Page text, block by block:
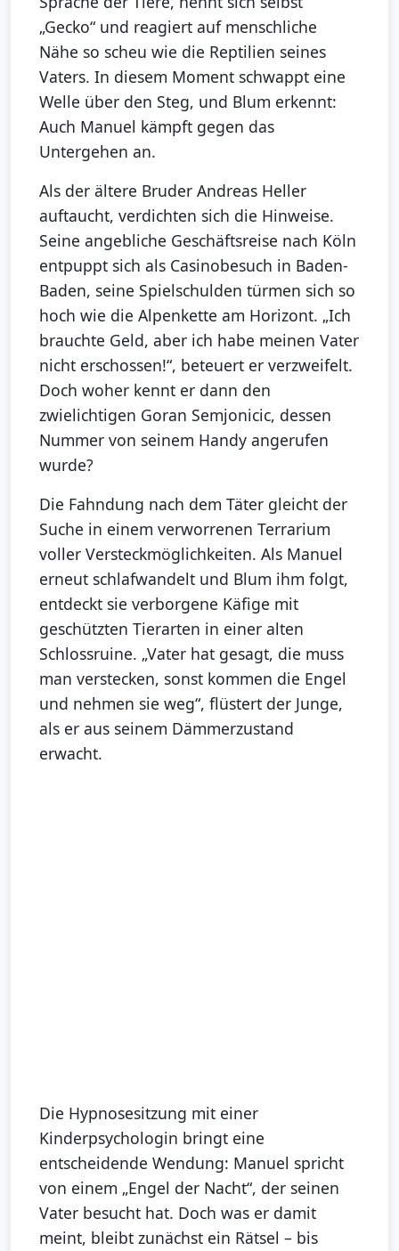
„Gecko“ und reagiert auf menschliche
Nähe so scheu wie die Reptilien seines
Vaters. In diesem Moment schwappt eine
Welle über den Steg, und Blum erkennt:
Auch Manuel kämpft gegen das
Untergehen an.
Als der ältere Bruder Andreas Heller
auftaucht, verdichten sich die Hinweise.
Seine angebliche Geschäftsreise nach Köln
entpuppt sich als Casinobesuch in Baden-
Baden, seine Spielschulden türmen sich so
hoch wie die Alpenkette am Horizont. „Ich
brauchte Geld, aber ich habe meinen Vater
nicht erschossen!“, beteuert er verzweifelt.
Doch woher kennt er dann den
zwielichtigen Goran Semjonicic, dessen
Nummer von seinem Handy angerufen
wurde?
Die Fahndung nach dem Täter gleicht der
Suche in einem verworrenen Terrarium
voller Versteckmöglichkeiten. Als Manuel
erneut schlafwandelt und Blum ihm folgt,
entdeckt sie verborgene Käfige mit
geschützten Tierarten in einer alten
Schlossruine. „Vater hat gesagt, die muss
man verstecken, sonst kommen die Engel
und nehmen sie weg“, flüstert der Junge,
als er aus seinem Dämmerzustand
erwacht.
Die Hypnosesitzung mit einer
Kinderpsychologin bringt eine
entscheidende Wendung: Manuel spricht
von einem „Engel der Nacht“, der seinen
Vater besucht hat. Doch was er damit
meint, bleibt zunächst ein Rätsel – bis